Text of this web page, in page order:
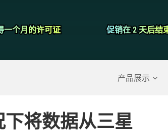
一个月的许可证
一个月的许可证 促销在 2 天后结
促销在 2 天后结
产品展示
屏幕录影大师
将数据从三星